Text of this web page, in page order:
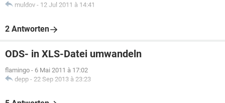
muldov - 12 Jul 2011 à 14:41
2 Antworten
ODS- in XLS-Datei umwandeln
flamingo - 6 Mai 2011 à 17:02
depp - 22 Sep 2013 à 23:23